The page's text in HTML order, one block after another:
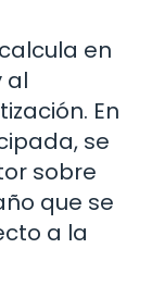
en
al
En
se
sobre
que se
a la